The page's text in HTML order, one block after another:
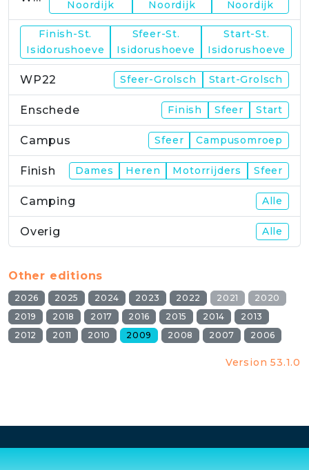
Noordijk Noordijk Noordijk
Finish-St.
Isidorushoeve
Sfeer-St.
Isidorushoeve
Start-St.
Isidorushoeve
WP22 Sfeer-Grolsch Start-Grolsch
Enschede Finish Sfeer Start
Campus Sfeer Campusomroep
Finish Dames Heren Motorrijders Sfeer
Camping Alle
Overig Alle
Other editions
2026 2025 2024 2023 2022 2021
2020
2019
2018 2017 2016 2015 2014
2013
2012
2011 2010 2009 2008 2007 2006
Version 53.1.0